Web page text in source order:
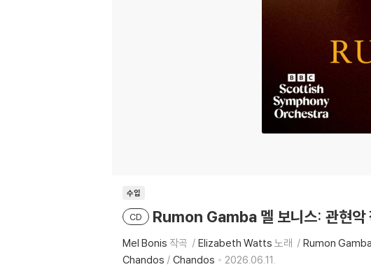
수입
CD Rumon Gamba 멜 보니스: 관
Mel Bonis 작곡 Elizabeth Watts 노래 Rumon Gamba
Chandos / Chandos
2026.06.11.